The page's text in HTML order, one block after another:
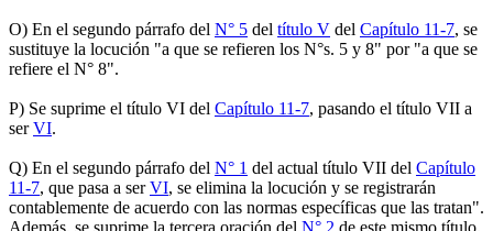
O) En el segundo párrafo del N° 5 del título V del Capítulo 11-7, se
sustituye la locución "a que se refieren los N°s. 5 y 8" por "a que se
refiere el N° 8".
P) Se suprime el título VI del Capítulo 11-7, pasando el título VII a
serVI.
Q) En el segundo párrafo del N° 1 del actual título VII del Capítulo
11-7, que pasa a serVI, se elimina la locución y se registrarán
contablemente de acuerdo con las normas específicas que las tratan".
Además, se suprime la tercera oración del N° 2 de este mismo título.